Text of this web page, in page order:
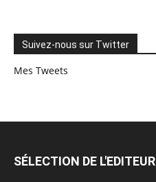
Suivez-nous sur Twitter
Mes Tweets
SÉLECTION DE L'EDITEUR